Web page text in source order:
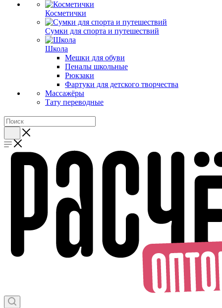
Косметички
Сумки для спорта и путешествий
Школа
Мешки для обуви
Пеналы школьные
Рюкзаки
Фартуки для детского творчества
Массажёры
Тату переводные